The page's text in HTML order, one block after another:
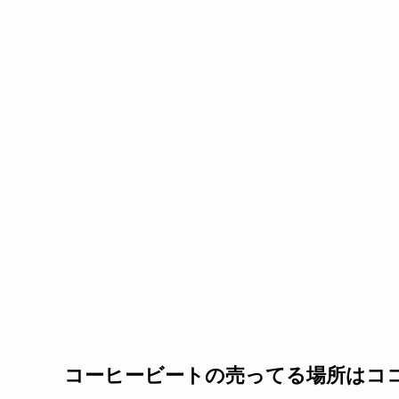
コーヒービートの売ってる場所はコ